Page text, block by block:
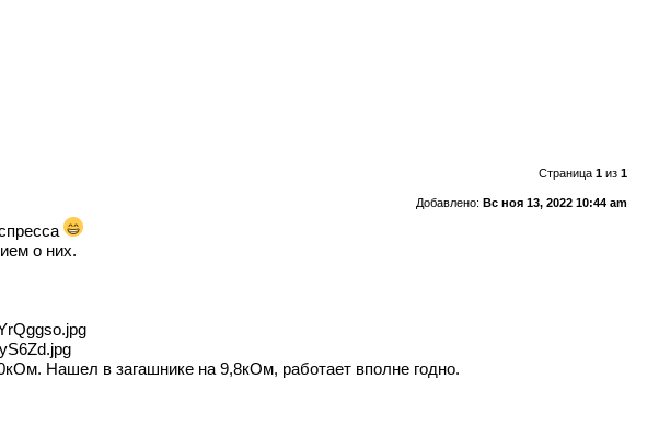
Страница 1из 1
Добавлено: Вс ноя 13, 2022 10:44 am
о них.
Нашел в загашнике на 9,8кОм, работает вполне годно.